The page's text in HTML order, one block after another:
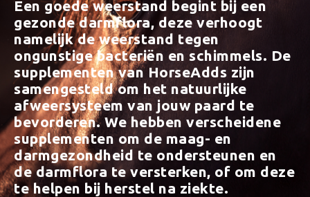
Een goede weerstand begint bij een
gezonde darmflora, deze verhoogt
namelijk de weerstand tegen
ongunstige bacteriën en schimmels. De
supplementen van HorseAdds zijn
samengesteld om het natuurlijke
afweersysteem van jouw paard te
bevorderen. We hebben verscheidene
supplementen om de maag- en
darmgezondheid te ondersteunen en
de darmflora te versterken, of om deze
te helpen bij herstel na ziekte.